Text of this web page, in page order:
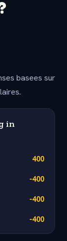
basees sur
in
400
-400
-400
-400